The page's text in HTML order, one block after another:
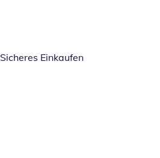
Sicheres Einkaufen